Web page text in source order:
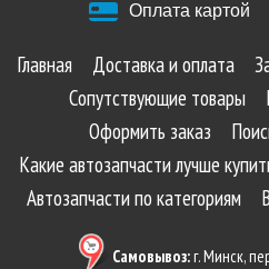
Оплата картой
Главная Доставка и оплата
Сопутствующие товары
Оформить заказ
Какие автозапчасти лучше
Автозапчасти по категориям
Самовывоз:г. Минск,